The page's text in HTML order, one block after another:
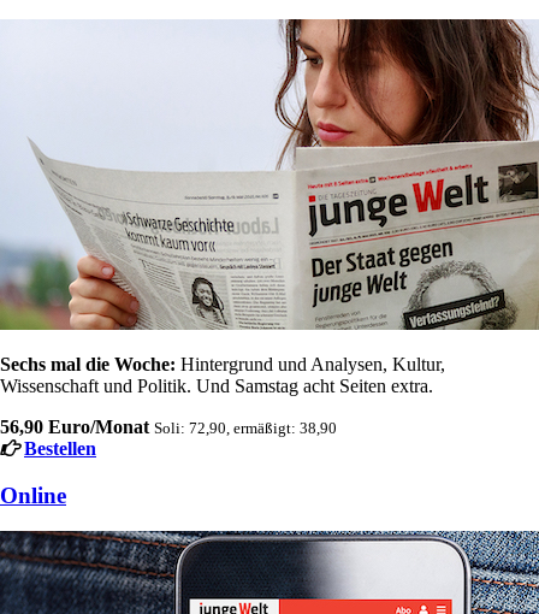
Sechs mal die Woche: Hintergrund und Analysen, Kultur,
Wissenschaft und Politik. Und Samstag acht Seiten extra.
56,90 Euro/Monat Soli: 72,90, ermäßigt: 38,90
Bestellen
Online